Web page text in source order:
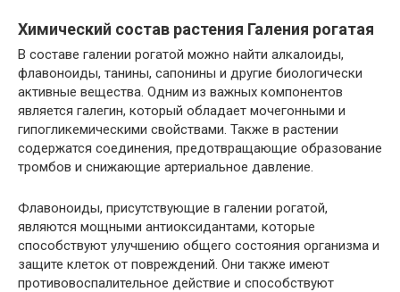
Химический состав растения Галения рогатая
В составе галении рогатой можно найти алкалоиды,
флавоноиды, танины, сапонины и другие биологически
активные вещества. Одним из важных компонентов
является галегин, который обладает мочегонными и
гипогликемическими свойствами. Также в растении
содержатся соединения, предотвращающие образование
тромбов и снижающие артериальное давление.
Флавоноиды, присутствующие в галении рогатой,
являются мощными антиоксидантами, которые
способствуют улучшению общего состояния организма и
защите клеток от повреждений. Они также имеют
противовоспалительное действие и способствуют